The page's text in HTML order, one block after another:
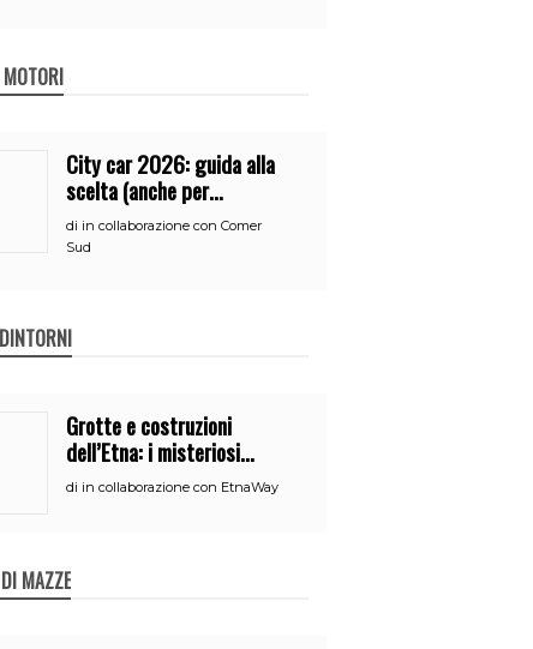
City car 2026: guida alla
scelta (anche per
neopatentati)
di in collaborazione con Comer
Sud
Grotte e costruzioni
dell’Etna: i misteriosi
nascondigli del vulcano
di in collaborazione con EtnaWay
MAZZE